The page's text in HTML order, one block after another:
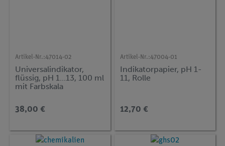
Artikel-Nr.:47014-02
Universalindikator,
flüssig, pH 1...13, 100 ml
mit Farbskala
38,00 €
Artikel-Nr.:47004-01
Indikatorpapier, pH 1-
11, Rolle
12,70 €